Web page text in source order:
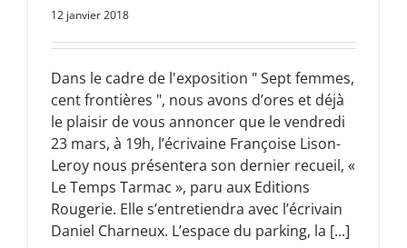
12 janvier 2018
Dans le cadre de l'exposition " Sept femmes,
cent frontières ", nous avons d’ores et déjà
le plaisir de vous annoncer que le vendredi
23 mars, à 19h, l’écrivaine Françoise Lison-
Leroy nous présentera son dernier recueil, «
Le Temps Tarmac », paru aux Editions
Rougerie. Elle s’entretiendra avec l’écrivain
Daniel Charneux. L’espace du parking, la [...]